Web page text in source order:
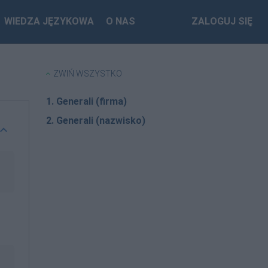
WIEDZA JĘZYKOWA O NAS ZALOGUJ SIĘ
ZWIŃ WSZYSTKO
1. Generali (firma)
2. Generali (nazwisko)